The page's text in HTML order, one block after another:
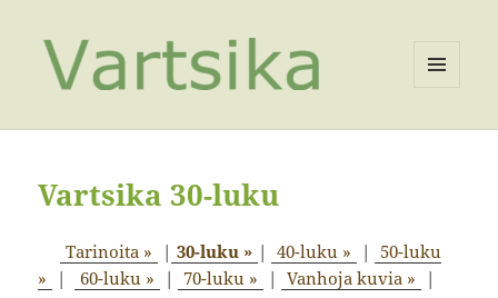
VIMPAIMET
Vartsika 30-luku
Tarinoita » | 30-luku » | 40-luku » |
50-luku
»
| 60-luku » | 70-luku » | Vanhoja kuvia » |